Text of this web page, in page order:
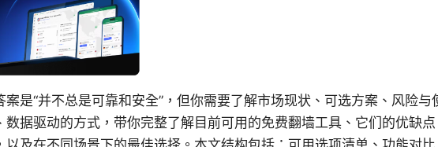
案是“并不总是可靠和安全”，但你需要了解市场现状、可选方案、风险与
数据驱动的方式，带你完整了解目前可用的免费翻墙工具、它们的优缺